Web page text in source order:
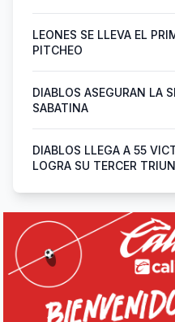
LEONES SE LLEVA EL
PITCHEO
DIABLOS ASEGURAN LA
SABATINA
DIABLOS LLEGA A 55
LOGRA SU TERCER